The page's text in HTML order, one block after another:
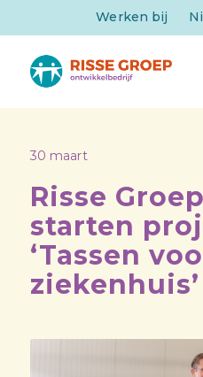
Werken bij
30 maart
Risse
starten
‘Tassen
ziekenhuis’